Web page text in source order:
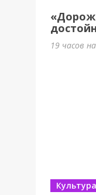
19 часов
Культура